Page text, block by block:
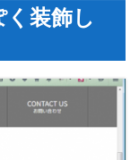
装飾し